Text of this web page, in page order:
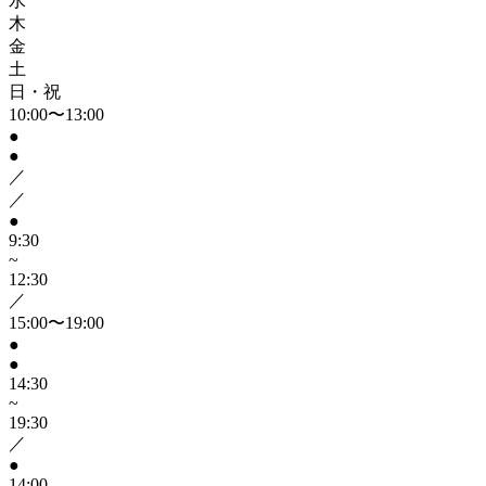
木
金
土
日・祝
10:00〜13:00
●
●
／
／
●
9:30
~
12:30
／
15:00〜19:00
●
●
14:30
~
19:30
／
●